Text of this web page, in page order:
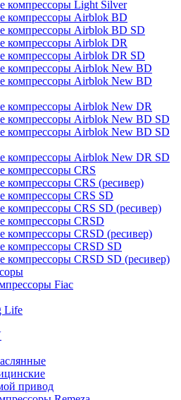
компрессоры Light Silver
компрессоры Airblok BD
компрессоры Airblok BD SD
компрессоры Airblok DR
компрессоры Airblok DR SD
компрессоры Airblok New BD
компрессоры Airblok New BD
компрессоры Airblok New DR
компрессоры Airblok New BD SD
компрессоры Airblok New BD SD
компрессоры Airblok New DR SD
компрессоры CRS
компрессоры CRS (ресивер)
компрессоры CRS SD
компрессоры CRS SD (ресивер)
компрессоры CRSD
компрессоры CRSD (ресивер)
компрессоры CRSD SD
компрессоры CRSD SD (ресивер)
Fiac
Life
привод